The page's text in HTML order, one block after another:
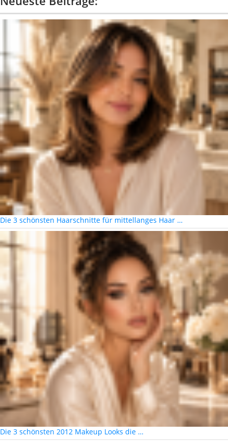
Die 3 schönsten Haarschnitte für mittellanges Haar …
Die 3 schönsten 2012 Makeup Looks die …